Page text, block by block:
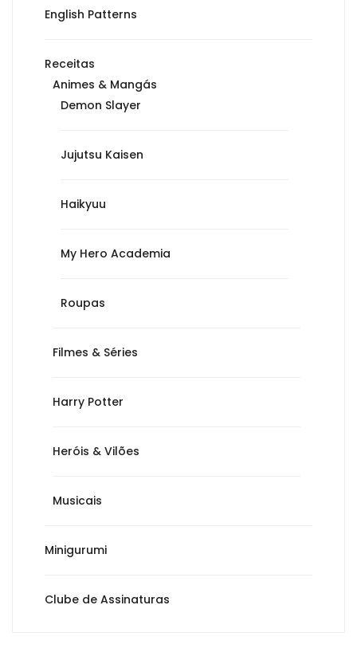
English Patterns
Receitas
Animes & Mangás
Demon Slayer
Jujutsu Kaisen
Haikyuu
My Hero Academia
Roupas
Filmes & Séries
Harry Potter
Heróis & Vilões
Musicais
Minigurumi
Clube de Assinaturas